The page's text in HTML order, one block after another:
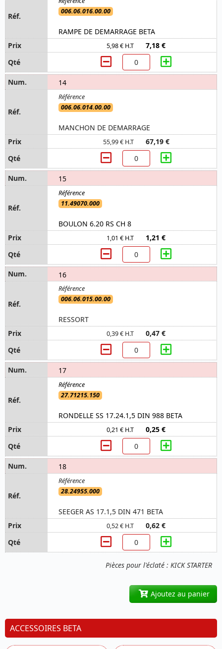
Pièces pour l'éclaté : KICK STARTER
006.06.016.00.00
RAMPE DE DEMARRAGE BETA
5,98 € H.T 7,18 €
14
006.06.014.00.00
MANCHON DE DEMARRAGE
55,99 € H.T 67,19 €
15
11.49070.000
BOULON 6.20 RS CH 8
1,01 € H.T 1,21 €
16
006.06.015.00.00
RESSORT
0,39 € H.T 0,47 €
17
27.71215.150
RONDELLE SS 17.24.1,5 DIN 988 BETA
0,21 € H.T 0,25 €
18
28.24955.000
SEEGER AS 17.1,5 DIN 471 BETA
0,52 € H.T 0,62 €
Ajoutez au panier
ACCESSOIRES BETA